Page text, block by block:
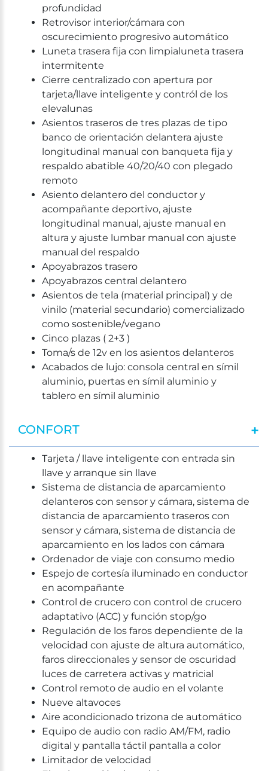
profundidad
Retrovisor interior/cámara con
oscurecimiento progresivo automático
Luneta trasera fija con limpialuneta trasera
intermitente
Cierre centralizado con apertura por
tarjeta/llave inteligente y contról de los
elevalunas
Asientos traseros de tres plazas de tipo
banco de orientación delantera ajuste
longitudinal manual con banqueta fija y
respaldo abatible 40/20/40 con plegado
remoto
Asiento delantero del conductor y
acompañante deportivo, ajuste
longitudinal manual, ajuste manual en
altura y ajuste lumbar manual con ajuste
manual del respaldo
Apoyabrazos trasero
Apoyabrazos central delantero
Asientos de tela (material principal) y de
vinilo (material secundario) comercializado
como sostenible/vegano
Cinco plazas ( 2+3 )
Toma/s de 12v en los asientos delanteros
Acabados de lujo: consola central en símil
aluminio, puertas en símil aluminio y
tablero en símil aluminio
CONFORT
Tarjeta / llave inteligente con entrada sin
llave y arranque sin llave
Sistema de distancia de aparcamiento
delanteros con sensor y cámara, sistema de
distancia de aparcamiento traseros con
sensor y cámara, sistema de distancia de
aparcamiento en los lados con cámara
Ordenador de viaje con consumo medio
Espejo de cortesía iluminado en conductor
en acompañante
Control de crucero con control de crucero
adaptativo (ACC) y función stop/go
Regulación de los faros dependiente de la
velocidad con ajuste de altura automático,
faros direccionales y sensor de oscuridad
luces de carretera activas y matricial
Control remoto de audio en el volante
Nueve altavoces
Aire acondicionado trizona de automático
Equipo de audio con radio AM/FM, radio
digital y pantalla táctil pantalla a color
Limitador de velocidad